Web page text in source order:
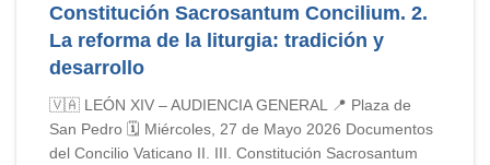
Constitución Sacrosantum Concilium. 2.
La reforma de la liturgia: tradición y
desarrollo
🇻🇦 LEÓN XIV – AUDIENCIA GENERAL 📍 Plaza de
San Pedro 🗓️ Miércoles, 27 de Mayo 2026 Documentos
del Concilio Vaticano II. III. Constitución Sacrosantum